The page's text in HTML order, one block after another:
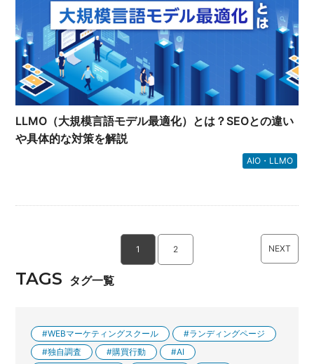
LLMO（大規模言語モデル最適化）とは？SEOとの違い
や具体的な対策を解説
AIO・LLMO
1 2 NEXT
TAGS タグ一覧
WEBマーケティングスクール
ランディングページ
独自調査
購買行動
AI